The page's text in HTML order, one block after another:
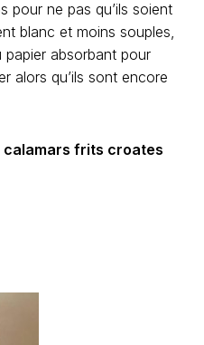
pour ne pas qu’ils soient
blanc et moins souples,
papier absorbant pour
alors qu’ils sont encore
calamars frits croates